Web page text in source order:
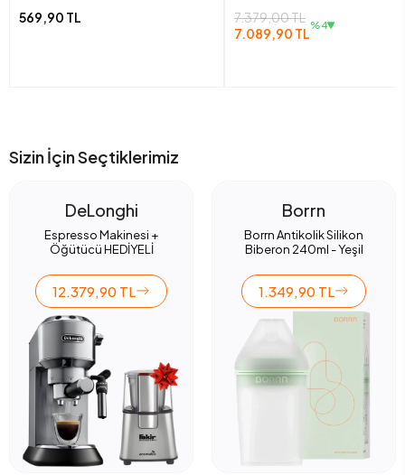
569,90 TL
7.379,00 TL
7.089,90 TL %4
Sizin İçin Seçtiklerimiz
DeLonghi
Espresso Makinesi +
Öğütücü HEDİYELİ
12.379,90 TL
Borrn
Borrn Antikolik Silikon
Biberon 240ml - Yeşil
1.349,90 TL